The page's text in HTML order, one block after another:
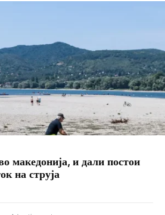
македонија, и дали постои
на струја